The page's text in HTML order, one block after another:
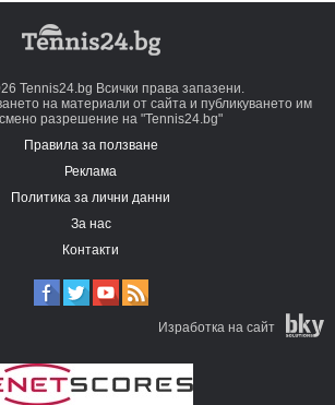
Tennis24.bg Всички права запазени.
на материали от сайта и публикуването им
разрешение на "Tennis24.bg"
Правила за ползване
Реклама
Политика за лични данни
За нас
Контакти
Изработка на сайт